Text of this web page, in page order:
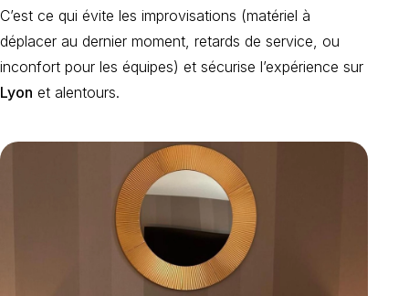
C’est ce qui évite les improvisations (matériel à
déplacer au dernier moment, retards de service, ou
inconfort pour les équipes) et sécurise l’expérience sur
Lyon et alentours.